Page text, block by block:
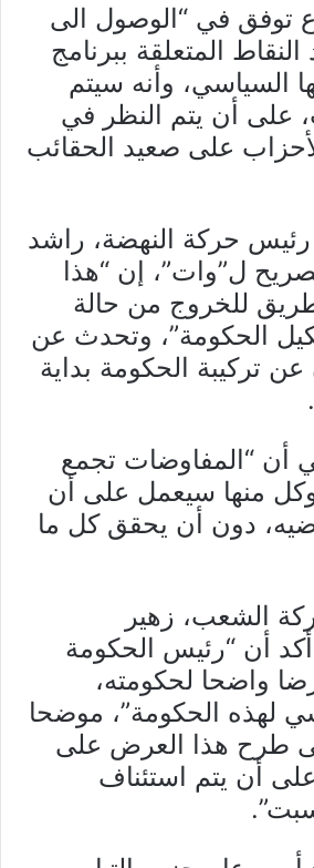
توفق في “الوصول الى
المتعلقة ببرنامج
السياسي، وأنه سيتم
على أن يتم النظر في
على صعيد الحقائب
رئيس حركة النهضة، راشد
ل”وات”، إن “هذا
للخروج من حالة
الحكومة”، وتحدث عن
عن تركيبة الحكومة بداية
أن “المفاوضات تجمع
منها سيعمل على أن
دون أن يحقق كل ما
الشعب، زهير
أن “رئيس الحكومة
واضحا لحكومته،
لهذه الحكومة”، موضحا
طرح هذا العرض على
أن يتم استئناف